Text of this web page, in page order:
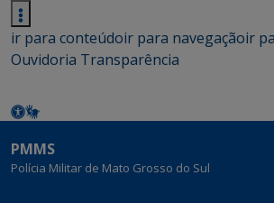
ir para conteúdoir para navegaçãoir
Ouvidoria Transparência
PMMS
Polícia Militar de Mato Grosso do Sul